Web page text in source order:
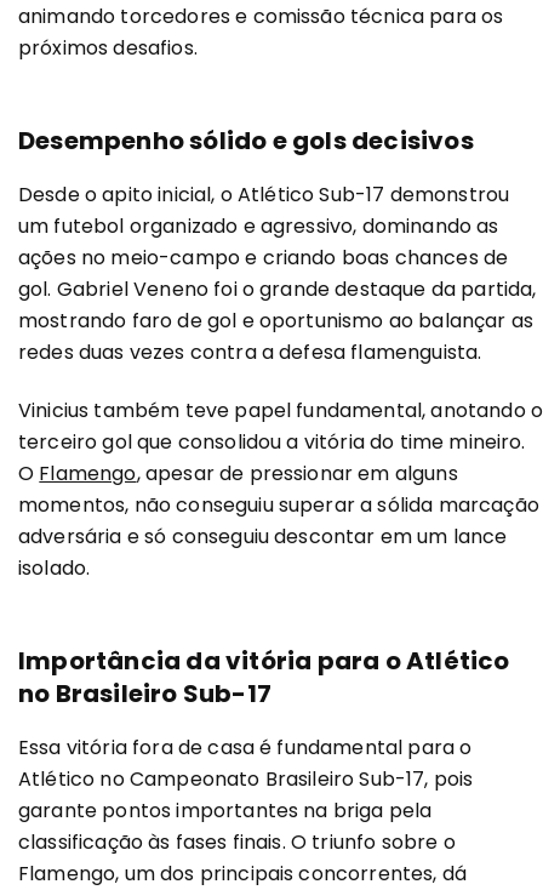
animando torcedores e comissão técnica para os
próximos desafios.
Desempenho sólido e gols decisivos
Desde o apito inicial, o Atlético Sub-17 demonstrou
um futebol organizado e agressivo, dominando as
ações no meio-campo e criando boas chances de
gol. Gabriel Veneno foi o grande destaque da partida,
mostrando faro de gol e oportunismo ao balançar as
redes duas vezes contra a defesa flamenguista.
Vinicius também teve papel fundamental, anotando o
terceiro gol que consolidou a vitória do time mineiro.
O Flamengo, apesar de pressionar em alguns
momentos, não conseguiu superar a sólida marcação
adversária e só conseguiu descontar em um lance
isolado.
Importância da vitória para o Atlético
no Brasileiro Sub-17
Essa vitória fora de casa é fundamental para o
Atlético no Campeonato Brasileiro Sub-17, pois
garante pontos importantes na briga pela
classificação às fases finais. O triunfo sobre o
Flamengo, um dos principais concorrentes, dá